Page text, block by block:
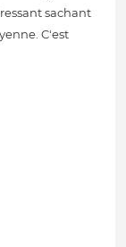
sachant
C'est